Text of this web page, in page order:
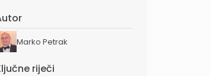
Marko Petrak
riječi